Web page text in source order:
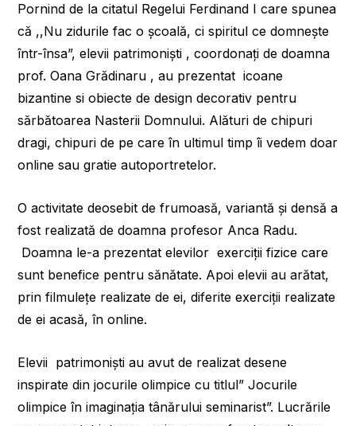
Pornind de la citatul Regelui Ferdinand I care spunea
că ,,Nu zidurile fac o şcoală, ci spiritul ce domneşte
într-însa”, elevii patrimoniști , coordonați de doamna
prof. Oana Grădinaru , au prezentat icoane
bizantine si obiecte de design decorativ pentru
sărbătoarea Nasterii Domnului. Alături de chipuri
dragi, chipuri de pe care în ultimul timp îi vedem doar
online sau gratie autoportretelor.
O activitate deosebit de frumoasă, variantă și densă a
fost realizată de doamna profesor Anca Radu.
Doamna le-a prezentat elevilor exerciții fizice care
sunt benefice pentru sănătate. Apoi elevii au arătat,
prin filmulețe realizate de ei, diferite exerciții realizate
de ei acasă, în online.
Elevii patrimoniști au avut de realizat desene
inspirate din jocurile olimpice cu titlul” Jocurile
olimpice în imaginația tânărului seminarist”. Lucrările